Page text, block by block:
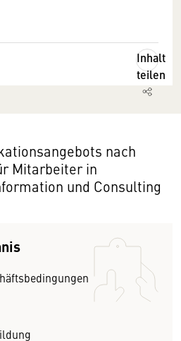
Inhalt
teilen
nach
Mitarbeiter in
und Consulting